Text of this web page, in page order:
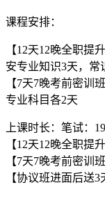
课程安排：
【12天12晚全职提
安专业知识3天，常
【7天7晚考前密训
专业科目各2天
上课时长：笔试：
【12天12晚全职提
【7天7晚考前密训
【协议班进面后送3